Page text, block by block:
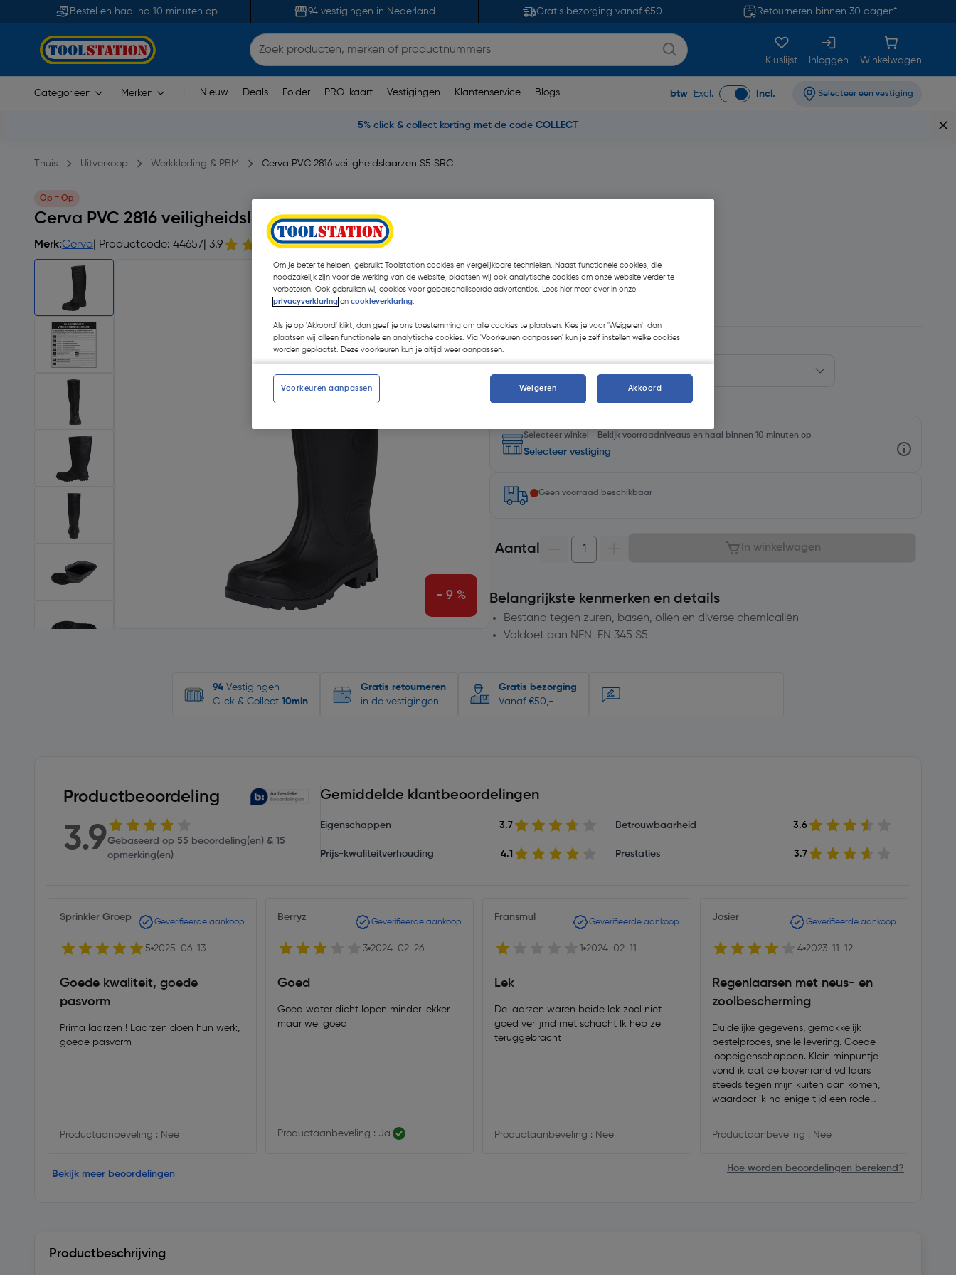
Bestel en haal na 10 minuten op 94 vestigingen in Nederland Gratis bezorging vanaf €50 Retourneren binnen 30 dagen*
Kluslijst Inloggen Winkelwagen
Categorieën Merken Nieuw Deals Folder PRO-kaart Vestigingen Klantenservice Blogs btw Excl. Incl. Selecteer een vestiging
5% click & collect korting met de code COLLECT
Thuis Uitverkoop Werkkleding & PBM Cerva PVC 2816 veiligheidslaarzen S5 SRC
Op = Op
Cerva PVC 2816 veiligheidslaarzen S5 SRC 43
Merk:Cerva | Productcode: 44657 | 3.9 55 opmerking(en)
- 9 %
€ 14,40
€ 13,10
Kies productvariant
Selecteer winkel - Bekijk voorraadniveaus en haal binnen 10 minuten op
Selecteer vestiging
Geen voorraad beschikbaar
Aantal In winkelwagen
Belangrijkste kenmerken en details
Bestand tegen zuren, basen, olien en diverse chemicaliën
Voldoet aan NEN-EN 345 S5
94 Vestigingen
Click & Collect 10min
Gratis retourneren
in de vestigingen
Gratis bezorging
Vanaf €50,-
Productbeoordeling
3.9Gebaseerd op 55 beoordeling(en) & 15
opmerking(en)
Gemiddelde klantbeoordelingen
Eigenschappen 3.7 Betrouwbaarheid 3.6
Prijs-kwaliteitverhouding 4.1 Prestaties 3.7
Sprinkler Groep Geverifieerde aankoop
5 2025-06-13
Goede kwaliteit, goede
pasvorm
Prima laarzen ! Laarzen doen hun werk,
goede pasvorm
Productaanbeveling : Nee
Berryz Geverifieerde aankoop
3 2024-02-26
Goed
Goed water dicht lopen minder lekker
maar wel goed
Productaanbeveling : Ja
Fransmul Geverifieerde aankoop
1 2024-02-11
Lek
De laarzen waren beide lek zool niet
goed verlijmd met schacht Ik heb ze
teruggebracht
Productaanbeveling : Nee
Josier Geverifieerde aankoop
4 2023-11-12
Regenlaarsen met neus- en
zoolbescherming
Duidelijke gegevens, gemakkelijk
bestelproces, snelle levering. Goede
loopeigenschappen. Klein minpuntje
vond ik dat de bovenrand vd laars
steeds tegen mijn kuiten aan komen,
waardoor ik na enige tijd een rode
te lossn met (hele)lange/hoge sokken?
Productaanbeveling : Nee
Bekijk meer beoordelingen
Hoe worden beoordelingen berekend?
Productbeschrijving
Om je beter te helpen, gebruikt Toolstation cookies en vergelijkbare technieken. Naast functionele cookies, die
noodzakelijk zijn voor de werking van de website, plaatsen wij ook analytische cookies om onze website verder te
verbeteren. Ook gebruiken wij cookies voor gepersonaliseerde advertenties. Lees hier meer over in onze
privacyverklaring en cookieverklaring.
Als je op 'Akkoord' klikt, dan geef je ons toestemming om alle cookies te plaatsen. Kies je voor 'Weigeren', dan
plaatsen wij alleen functionele en analytische cookies. Via 'Voorkeuren aanpassen' kun je zelf instellen welke cookies
worden geplaatst. Deze voorkeuren kun je altijd weer aanpassen.
Voorkeuren aanpassen Weigeren Akkoord